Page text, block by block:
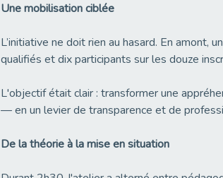
Une mobilisation ciblée
L’initiative ne doit rien au hasard. En amont,
qualifiés et dix participants sur les douze
L'objectif était clair : transformer une
— en un levier de transparence et de
De la théorie à la mise en situation